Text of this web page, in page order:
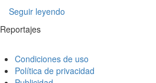
Seguir leyendo
Reportajes
Condiciones de uso
Política de privacidad